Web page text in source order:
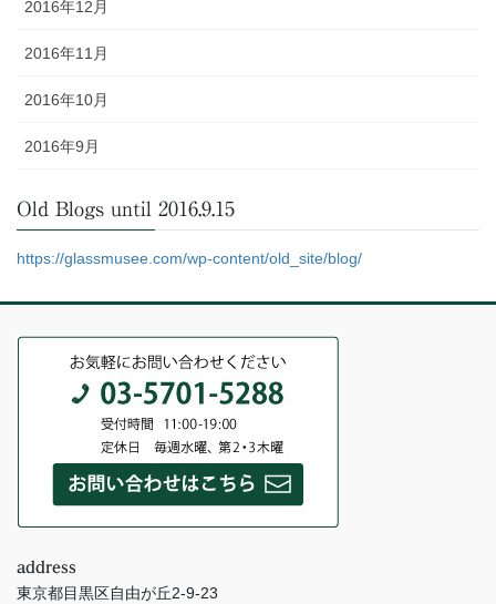
2016年12月
2016年11月
2016年10月
2016年9月
Old Blogs until 2016.9.15
https://glassmusee.com/wp-content/old_site/blog/
address
東京都目黒区自由が丘2-9-23